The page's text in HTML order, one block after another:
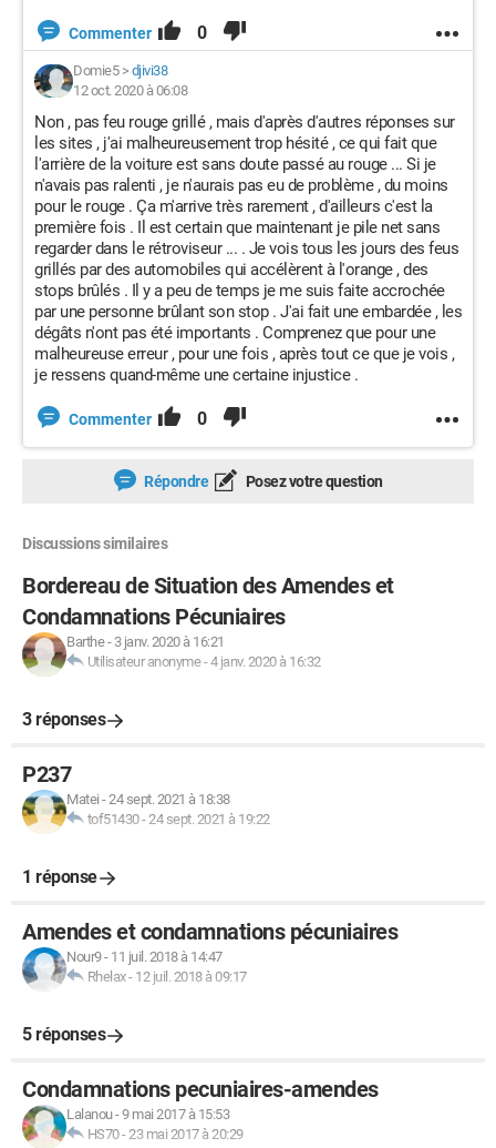
Commenter 0
Domie5> djivi38
12 oct. 2020 à 06:08
Non , pas feu rouge grillé , mais d'après d'autres réponses sur
les sites , j'ai malheureusement trop hésité , ce qui fait que
l'arrière de la voiture est sans doute passé au rouge ... Si je
n'avais pas ralenti , je n'aurais pas eu de problème , du moins
pour le rouge . Ça m'arrive très rarement , d'ailleurs c'est la
première fois . Il est certain que maintenant je pile net sans
regarder dans le rétroviseur ... . Je vois tous les jours des feus
grillés par des automobiles qui accélèrent à l'orange , des
stops brûlés . Il y a peu de temps je me suis faite accrochée
par une personne brûlant son stop . J'ai fait une embardée , les
dégâts n'ont pas été importants . Comprenez que pour une
malheureuse erreur , pour une fois , après tout ce que je vois ,
je ressens quand-même une certaine injustice .
Commenter 0
Répondre Posez votre question
Discussions similaires
Bordereau de Situation des Amendes et
Condamnations Pécuniaires
Barthe- 3 janv. 2020 à 16:21
Utilisateur anonyme-4 janv. 2020 à 16:32
3 réponses
P237
Matei -24 sept. 2021 à 18:38
tof51430-24 sept. 2021 à 19:22
1 réponse
Amendes et condamnations pécuniaires
Nour9- 11 juil. 2018 à 14:47
Rhelax- 12 juil. 2018 à 09:17
5 réponses
Condamnations pecuniaires-amendes
Lalanou-9 mai 2017 à 15:53
HS70-23 mai 2017 à 20:29